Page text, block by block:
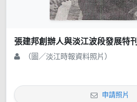
張建邦創辦人與淡江波段發展特刊
（圖／淡江時報資料照片）
申請照片